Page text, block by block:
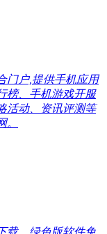
门户,提供手机应用
榜、手机游戏开服
活动、资讯评测等
载，绿色版软件免